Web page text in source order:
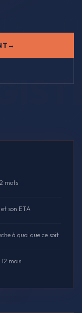
mots
son ETA
à quoi que ce soit
mois.